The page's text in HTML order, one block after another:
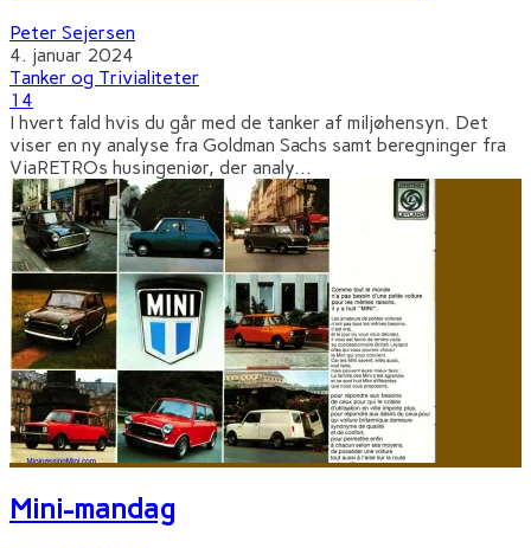
Peter Sejersen
4. januar 2024
Tanker og Trivialiteter
14
I hvert fald hvis du går med de tanker af miljøhensyn. Det
viser en ny analyse fra Goldman Sachs samt beregninger fra
ViaRETROs husingeniør, der analy...
Mini-mandag